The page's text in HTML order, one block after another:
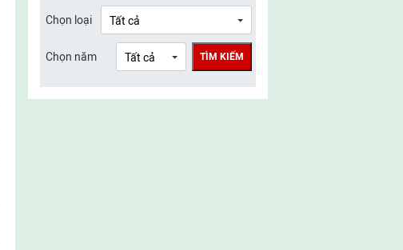
UBMTTQ Việt Nam tỉnh Lào Cai
UBMTTQ Việt Nam tỉnh Thái Nguyên
Chọn loại
Chọn năm TÌM KIẾM